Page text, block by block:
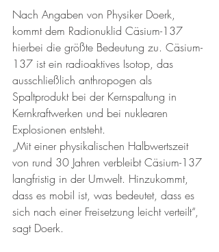
Nach Angaben von Physiker Doerk,
kommt dem Radionuklid Cäsium-137
hierbei die größte Bedeutung zu. Cäsium-
137 ist ein radioaktives Isotop, das
ausschließlich anthropogen als
Spaltprodukt bei der Kernspaltung in
Kernkraftwerken und bei nuklearen
Explosionen entsteht.
„Mit einer physikalischen Halbwertszeit
von rund 30 Jahren verbleibt Cäsium-137
langfristig in der Umwelt. Hinzukommt,
dass es mobil ist, was bedeutet, dass es
sich nach einer Freisetzung leicht verteilt“,
sagt Doerk.